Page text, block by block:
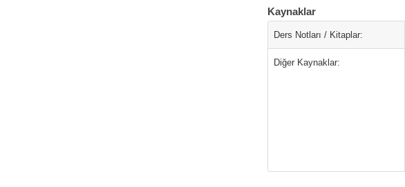
Kaynaklar
Ders Notları / Kitaplar:
Diğer Kaynaklar: